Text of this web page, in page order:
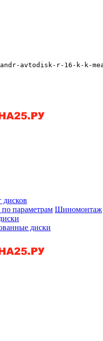
avtodisk-r-16-k-k-
дисков
параметрам
диски
Шиномонтаж